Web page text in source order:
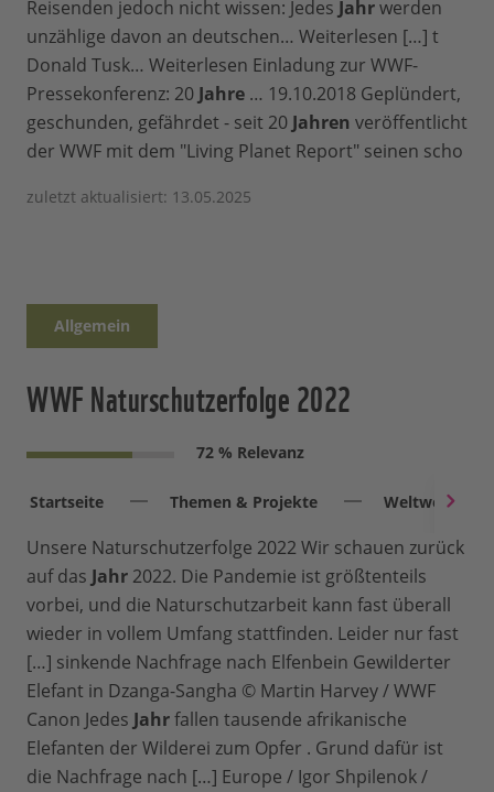
Reisenden jedoch nicht wissen: Jedes Jahrwerden
unzählige davon an deutschen… Weiterlesen […] t
Donald Tusk… Weiterlesen Einladung zur WWF-
Pressekonferenz: 20 Jahre … 19.10.2018 Geplündert,
geschunden, gefährdet - seit 20 Jahren veröffentlicht
der WWF mit dem "Living Planet Report" seinen scho
zuletzt aktualisiert: 13.05.2025
Allgemein
WWF Naturschutzerfolge 2022
72 % Relevanz
Startseite Themen & Projekte Weltweit
Unsere Naturschutzerfolge 2022 Wir schauen zurück
auf das Jahr 2022. Die Pandemie ist größtenteils
vorbei, und die Naturschutzarbeit kann fast überall
wieder in vollem Umfang stattfinden. Leider nur fast
[…] sinkende Nachfrage nach Elfenbein Gewilderter
Elefant in Dzanga-Sangha © Martin Harvey / WWF
Canon Jedes Jahrfallen tausende afrikanische
Elefanten der Wilderei zum Opfer . Grund dafür ist
die Nachfrage nach […] Europe / Igor Shpilenok /